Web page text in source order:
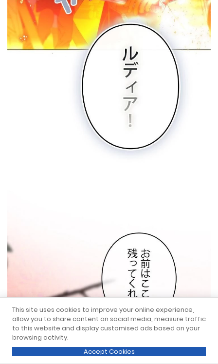
This site uses cookies to improve your online experience,
allow you to share content on social media, measure traffic
to this website and display customised ads based on your
browsing activity.
Accept Cookies